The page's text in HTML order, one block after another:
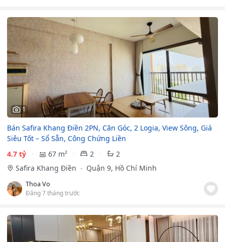
1
Bán Safira Khang Điền 2PN, Căn Góc, 2 Logia, View Sông, Giá
Siêu Tốt – Sổ Sẵn, Công Chứng Liền
4.7 tỷ
67 m² 2
2
Safira Khang Điền
Quận 9, Hồ Chí Minh
Thoa Vo
Đăng 7 tháng trước